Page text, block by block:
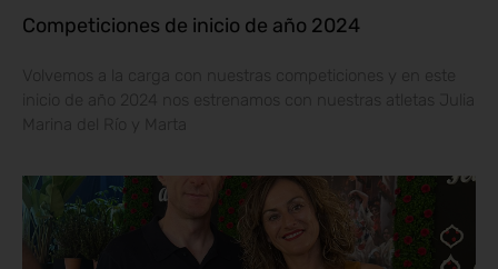
Competiciones de inicio de año 2024
Volvemos a la carga con nuestras competiciones y en este
inicio de año 2024 nos estrenamos con nuestras atletas Julia
Marina del Río y Marta